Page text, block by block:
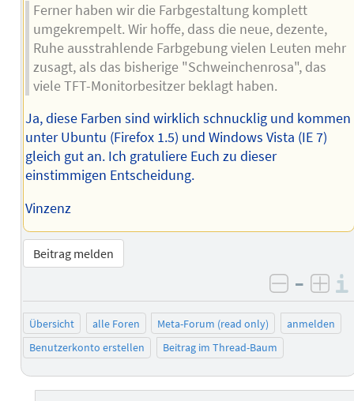
Ferner haben wir die Farbgestaltung komplett
umgekrempelt. Wir hoffe, dass die neue, dezente,
Ruhe ausstrahlende Farbgebung vielen Leuten mehr
zusagt, als das bisherige "Schweinchenrosa", das
viele TFT-Monitorbesitzer beklagt haben.
Ja, diese Farben sind wirklich schnucklig und kommen
unter Ubuntu (Firefox 1.5) und Windows Vista (IE 7)
gleich gut an. Ich gratuliere Euch zu dieser
einstimmigen Entscheidung.
Vinzenz
Beitrag melden
negativ
–
Übersicht alle Foren Meta-Forum (read only)
anmelden
Benutzerkonto erstellen
Beitrag im Thread-Baum